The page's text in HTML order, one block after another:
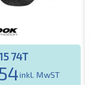
74T
inkl. MwST